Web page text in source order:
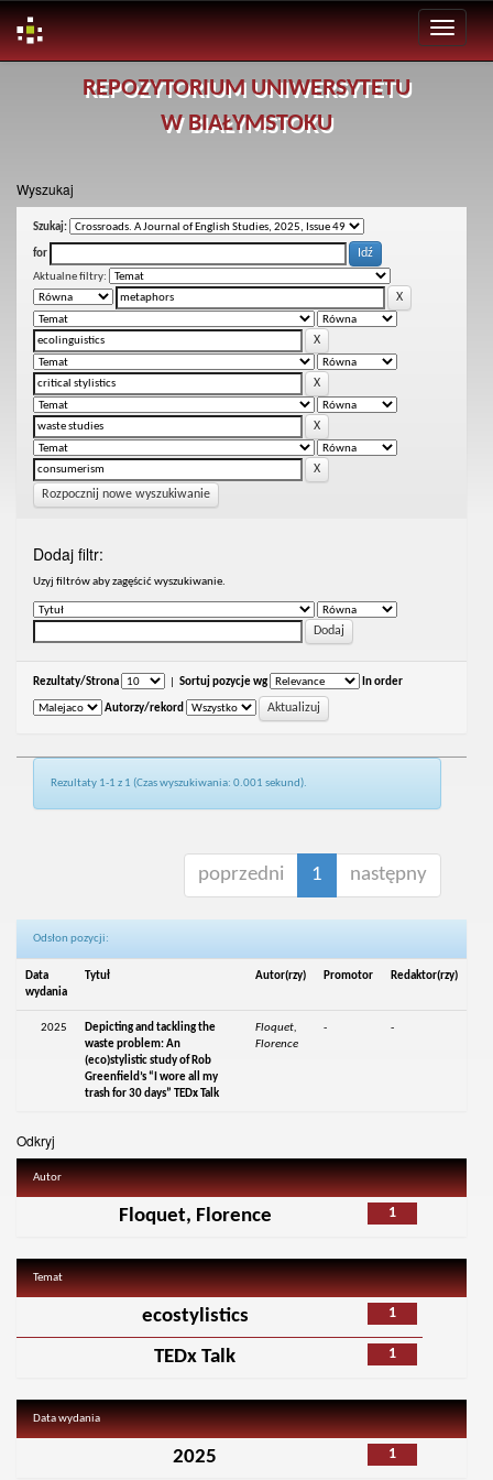
REPOZYTORIUM UNIWERSYTETU
W BIAŁYMSTOKU
Wyszukaj
Szukaj:
for
Aktualne filtry:
Rozpocznij nowe wyszukiwanie
Dodaj filtr:
Uzyj filtrów aby zagęścić wyszukiwanie.
Rezultaty/Strona Sortuj pozycje wg In order
Autorzy/rekord
Rezultaty 1-1 z 1 (Czas wyszukiwania: 0.001 sekund).
poprzedni 1 następny
Odsłon pozycji:
Data
wydania
Tytuł Autor(rzy) Promotor Redaktor(rzy)
2025
Depicting and tackling the
waste problem: An
(eco)stylistic study of Rob
Greenfield’s “I wore all my
trash for 30 days” TEDx Talk
Floquet,
Florence
- -
Odkryj
Autor
1
Floquet, Florence
Temat
1
ecostylistics
1
TEDx Talk
Data wydania
1
2025